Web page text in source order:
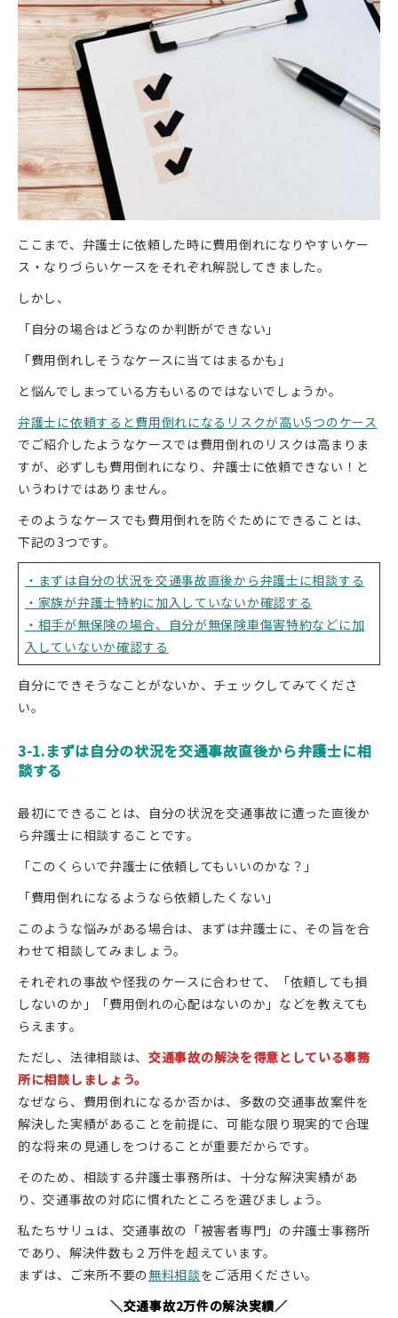
ここまで、弁護士に依頼した時に費用倒れになりやすいケー
ス・なりづらいケースをそれぞれ解説してきました。
しかし、
「自分の場合はどうなのか判断ができない」
「費用倒れしそうなケースに当てはまるかも」
と悩んでしまっている方もいるのではないでしょうか。
弁護士に依頼すると費用倒れになるリスクが高い5つのケース
でご紹介したようなケースでは費用倒れのリスクは高まりま
すが、必ずしも費用倒れになり、弁護士に依頼できない！と
いうわけではありません。
そのようなケースでも費用倒れを防ぐためにできることは、
下記の3つです。
・まずは自分の状況を交通事故直後から弁護士に相談する
・家族が弁護士特約に加入していないか確認する
・相手が無保険の場合、自分が無保険車傷害特約などに加
入していないか確認する
自分にできそうなことがないか、チェックしてみてくださ
い。
3-1.まずは自分の状況を交通事故直後から弁護士に相
談する
最初にできることは、自分の状況を交通事故に遭った直後か
ら弁護士に相談することです。
「このくらいで弁護士に依頼してもいいのかな？」
「費用倒れになるようなら依頼したくない」
このような悩みがある場合は、まずは弁護士に、その旨を合
わせて相談してみましょう。
それぞれの事故や怪我のケースに合わせて、「依頼しても損
しないのか」「費用倒れの心配はないのか」などを教えても
らえます。
ただし、法律相談は、 交通事故の解決を得意としている事務
所に相談しましょう。
なぜなら、費用倒れになるか否かは、多数の交通事故案件を
解決した実績があることを前提に、可能な限り現実的で合理
的な将来の見通しをつけることが重要だからです。
そのため、相談する弁護士事務所は、十分な解決実績があ
り、交通事故の対応に慣れたところを選びましょう。
私たちサリュは、交通事故の「被害者専門」の弁護士事務所
であり、解決件数も２万件を超えています。
まずは、ご来所不要の無料相談をご活用ください。
＼交通事故2万件の解決実績／